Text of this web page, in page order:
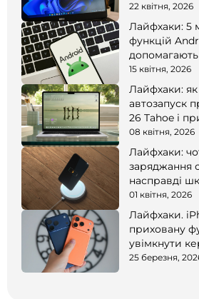
22 квітня, 2026
Лайфхаки: 5
функцій
15 квітня, 2026
Лайфхаки:
автозапуск
26 Tahoe і
08 квітня, 2026
Лайфхаки:
заряджання
насправді
01 квітня, 2026
Лайфхаки.
приховану
увімкнути
25 березня,